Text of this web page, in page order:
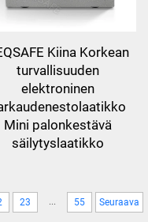
Kiina Korkean
turvallisuuden
elektroninen
Mini palonkestävä
säilytyslaatikko
23 ... 55 Seuraava